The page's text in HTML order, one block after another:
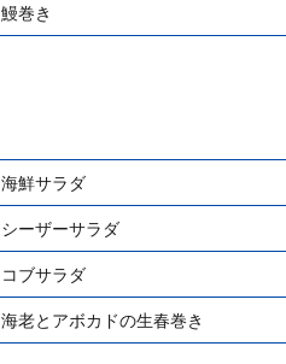
鰻巻き
海鮮サラダ
シーザーサラダ
コブサラダ
海老とアボカドの生春巻き